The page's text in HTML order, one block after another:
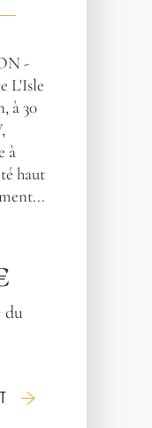
-
L'Isle
à 30
à
haut
du